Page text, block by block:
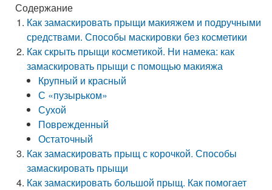
Содержание
Как замаскировать прыщи макияжем и подручными
средствами. Способы маскировки без косметики
Как скрыть прыщи косметикой. Ни намека: как
замаскировать прыщи с помощью макияжа
Крупный и красный
С «пузырьком»
Сухой
Поврежденный
Остаточный
Как замаскировать прыщ с корочкой. Способы
замаскировать прыщи
Как замаскировать большой прыщ. Как помогает